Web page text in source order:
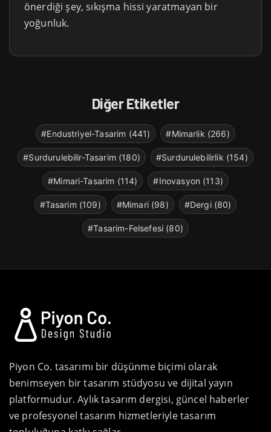
önerdiği şey, sıkışma hissi yaratmayan bir
yoğunluk.
Diğer Etiketler
#Endustriyel-Tasarim (441) #Mimarlik (266)
#Surdurulebilir-Tasarim (180) #Surdurulebilirlik (154)
#Mimari-Tasarim (114) #Inovasyon (113)
#Tasarim (109) #Mimari (98) #Dergi (80)
#Tasarim-Felsefesi (80)
Piyon Co. tasarımı bir düşünme biçimi olarak
benimseyen bir tasarım stüdyosu ve dijital yayın
platformudur. Aylık tasarım dergisi, güncel haberler
ve profesyonel tasarım hizmetleriyle tasarım